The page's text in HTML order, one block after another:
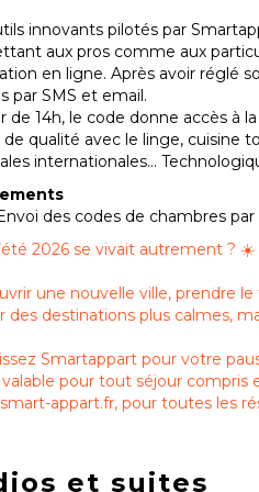
innovants pilotés par
aux pros comme aux
en ligne. Après avoir réglé
par SMS et email.
de 14h, le code donne accès à
qualité avec le linge, cuisine
internationales…
des codes de chambres par
2026 se vivait autrement ? ☀️
une nouvelle ville, prendre
des destinations plus calmes,
Smartappart pour votre
pour tout séjour
appart.fr, pour toutes les
et suites